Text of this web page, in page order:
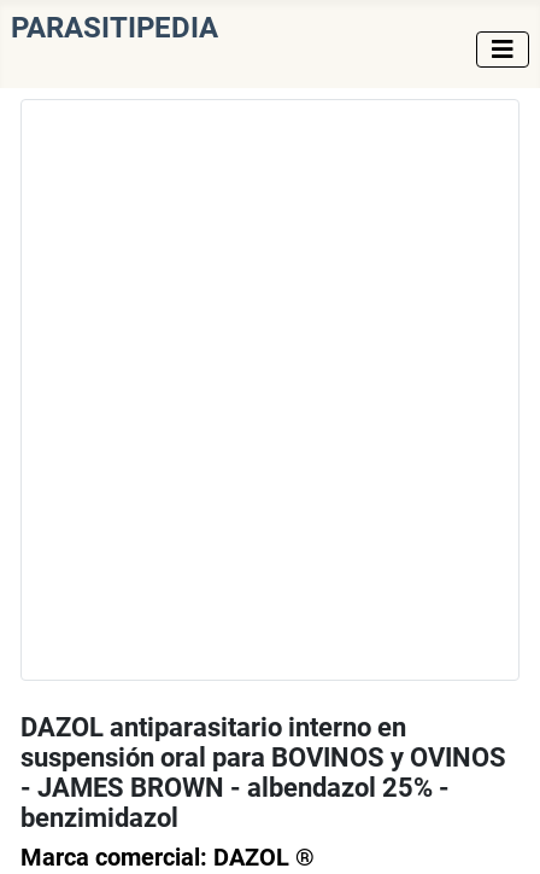
PARASITIPEDIA
DAZOL antiparasitario interno en
suspensión oral para BOVINOS y OVINOS
- JAMES BROWN - albendazol 25% -
benzimidazol
Marca comercial: DAZOL ®